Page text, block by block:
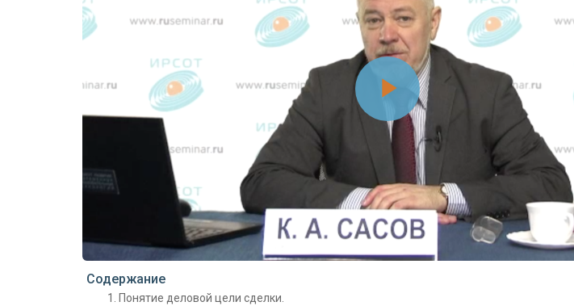
Воспроизвести
видео
Содержание
Понятие деловой цели сделки.